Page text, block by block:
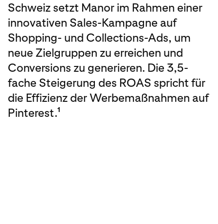
Schweiz setzt Manor im Rahmen einer
innovativen Sales-Kampagne auf
Shopping- und Collections-Ads, um
neue Zielgruppen zu erreichen und
Conversions zu generieren. Die 3,5-
fache Steigerung des ROAS spricht für
die Effizienz der Werbemaßnahmen auf
Pinterest.1